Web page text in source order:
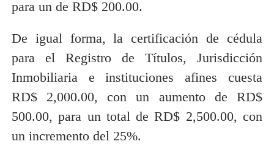
para un de RD$ 200.00.
De igual forma, la certificación de cédula
para el Registro de Títulos, Jurisdicción
Inmobiliaria e instituciones afines cuesta
RD$ 2,000.00, con un aumento de RD$
500.00, para un total de RD$ 2,500.00, con
un incremento del 25%.